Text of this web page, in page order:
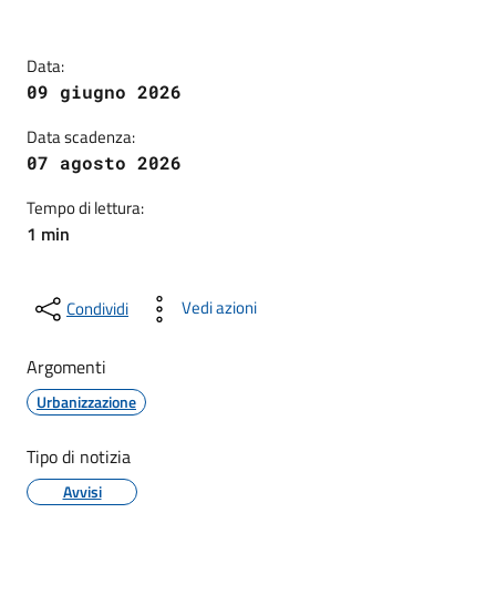
Data:
09 giugno 2026
Data scadenza:
07 agosto 2026
Tempo di lettura:
1 min
Condividi Vedi azioni
Argomenti
Urbanizzazione
Tipo di notizia
Avvisi